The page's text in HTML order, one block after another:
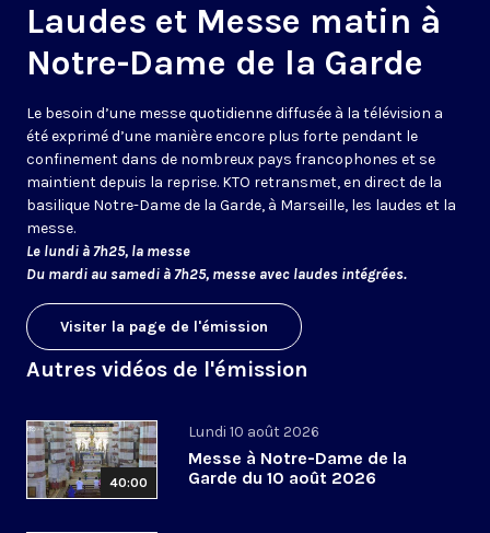
Laudes et Messe matin à
Notre-Dame de la Garde
Le besoin d’une messe quotidienne diffusée à la télévision a
été exprimé d’une manière encore plus forte pendant le
confinement dans de nombreux pays francophones et se
maintient depuis la reprise. KTO retransmet, en direct de la
basilique Notre-Dame de la Garde, à Marseille, les laudes et la
messe.
Le lundi à 7h25, la messe
Du mardi au samedi à 7h25, messe avec laudes intégrées.
Visiter la page de l'émission
Autres vidéos de l'émission
40:00
Lundi 10 août 2026
Messe à Notre-Dame de la
Garde du 10 août 2026